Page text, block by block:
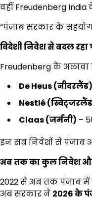
वहीं Freudenberg India
“पंजाब सरकार के सहयोग
विदेशी निवेश से बदल रहा
Freudenberg के अलावा
De Heus (नीदरलैंड)
Nestlé (
Claas (जर्मनी) –
इन सब निवेशों से पंजाब
अब तक का कुल निवेश
2022 से अब तक पंजाब
अब सरकार ने 2026के